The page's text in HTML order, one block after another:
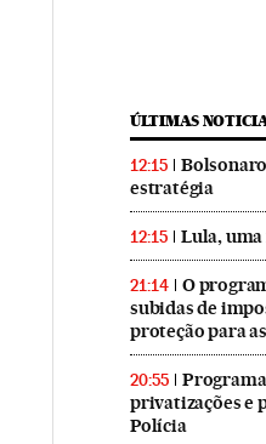
ÚLTIMAS
12:15
estratégia
12:15 Lula,
21:14
O
subidas de
proteção para
20:55
privatizações e
Polícia